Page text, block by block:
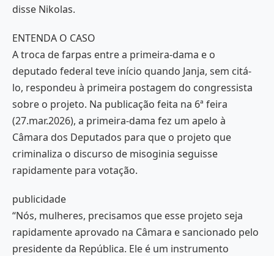
disse Nikolas.
ENTENDA O CASO
A troca de farpas entre a primeira-dama e o
deputado federal teve início quando Janja, sem citá-
lo, respondeu à primeira postagem do congressista
sobre o projeto. Na publicação feita na 6ª feira
(27.mar.2026), a primeira-dama fez um apelo à
Câmara dos Deputados para que o projeto que
criminaliza o discurso de misoginia seguisse
rapidamente para votação.
publicidade
“Nós, mulheres, precisamos que esse projeto seja
rapidamente aprovado na Câmara e sancionado pelo
presidente da República. Ele é um instrumento